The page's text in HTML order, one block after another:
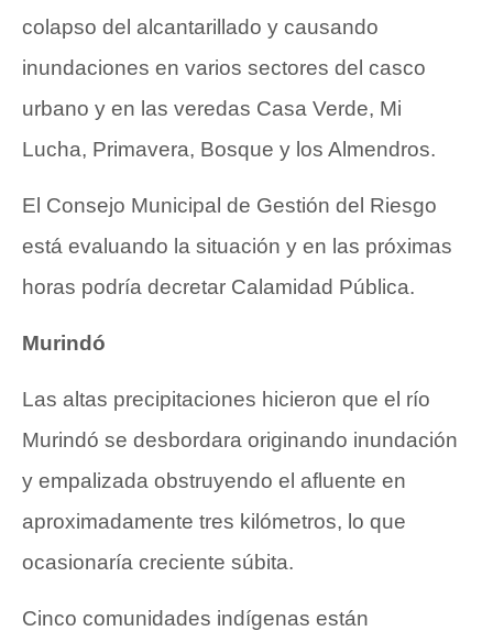
colapso del alcantarillado y causando
inundaciones en varios sectores del casco
urbano y en las veredas Casa Verde, Mi
Lucha, Primavera, Bosque y los Almendros.
El Consejo Municipal de Gestión del Riesgo
está evaluando la situación y en las próximas
horas podría decretar Calamidad Pública.
Murindó
Las altas precipitaciones hicieron que el río
Murindó se desbordara originando inundación
y empalizada obstruyendo el afluente en
aproximadamente tres kilómetros, lo que
ocasionaría creciente súbita.
Cinco comunidades indígenas están